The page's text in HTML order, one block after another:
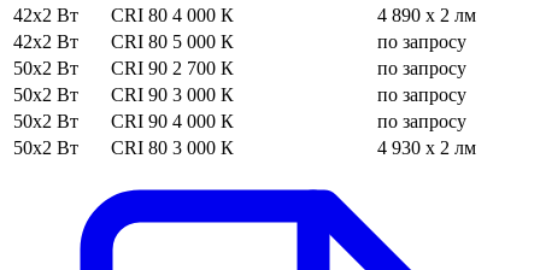
42х2 Вт
CRI 80 4 000 К
4 890 x 2 лм
42х2 Вт
CRI 80 5 000 К
по запросу
50х2 Вт
CRI 90 2 700 К
по запросу
50х2 Вт
CRI 90 3 000 К
по запросу
50х2 Вт
CRI 90 4 000 К
по запросу
50х2 Вт
CRI 80 3 000 К 4 930 x 2 лм